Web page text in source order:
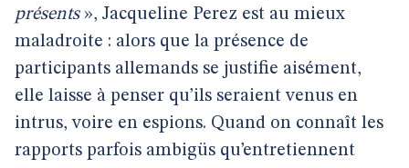
présents», Jacqueline Perez est au mieux
maladroite : alors que la présence de
participants allemands se justifie aisément,
elle laisse à penser qu’ils seraient venus en
intrus, voire en espions. Quand on connaît les
rapports parfois ambigüs qu’entretiennent